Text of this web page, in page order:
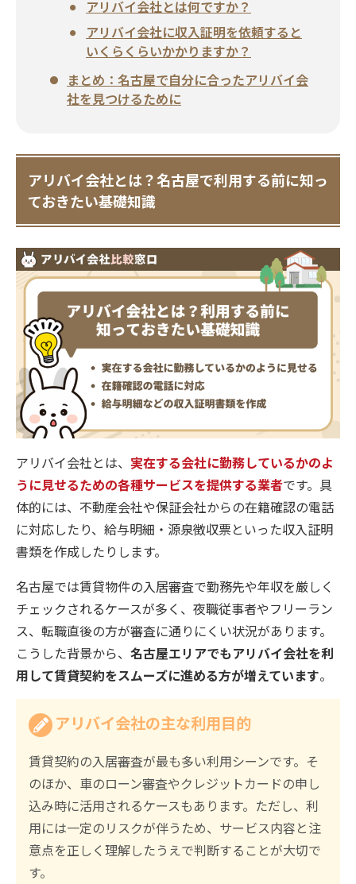
アリバイ会社とは何ですか？
アリバイ会社に収入証明を依頼すると
いくらくらいかかりますか？
まとめ：名古屋で自分に合ったアリバイ会
社を見つけるために
アリバイ会社とは？名古屋で利用する前に知っ
ておきたい基礎知識
アリバイ会社とは、 実在する会社に勤務しているかのよ
うに見せるための各種サービスを提供する業者です。具
体的には、不動産会社や保証会社からの在籍確認の電話
に対応したり、給与明細・源泉徴収票といった収入証明
書類を作成したりします。
名古屋では賃貸物件の入居審査で勤務先や年収を厳しく
チェックされるケースが多く、夜職従事者やフリーラン
ス、転職直後の方が審査に通りにくい状況があります。
こうした背景から、 名古屋エリアでもアリバイ会社を利
用して賃貸契約をスムーズに進める方が増えています。
アリバイ会社の主な利用目的
賃貸契約の入居審査が最も多い利用シーンです。そ
のほか、車のローン審査やクレジットカードの申し
込み時に活用されるケースもあります。ただし、利
用には一定のリスクが伴うため、サービス内容と注
意点を正しく理解したうえで判断することが大切で
す。